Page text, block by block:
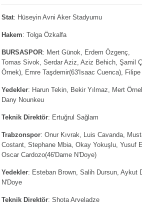
10.04.2023 14:44 | Hoş geldin Göktuğ Bebek!
Hoş geldin Kadir Kağan Bebek!
12.10.2025 17:30 |MUTLULUKLAR SİNAN SILACI
08.01.2024 19:01 |
Stat: Hüseyin Avni Aker Stadyumu
Hakem: Tolga Özkalfa
BURSASPOR: Mert Günok, Erdem Özgenç,
Tomas Sivok, Serdar Aziz, Aziz Behich, Şamil
Örnek), Emre Taşdemir(63'Isaac Cuenca),
Yedekler: Harun Tekin, Bekir Yılmaz, Mert
Dany Nounkeu
Teknik Direktör: Ertuğrul Sağlam
Trabzonspor: Onur Kıvrak, Luis Cavanda,
Costant, Stephane Mbia, Okay Yokuşlu, Yusuf
Oscar Cardozo(46'Dame N'Doye)
Yedekler: Esteban Brown, Salih Dursun, Aykut
N'Doye
Teknik Direktör: Shota Arveladze